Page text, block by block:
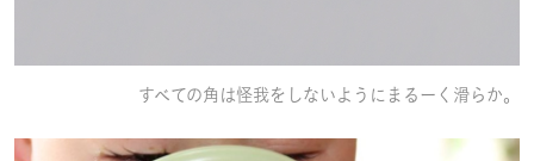
すべての角は怪我をしないようにまるーく滑らか。